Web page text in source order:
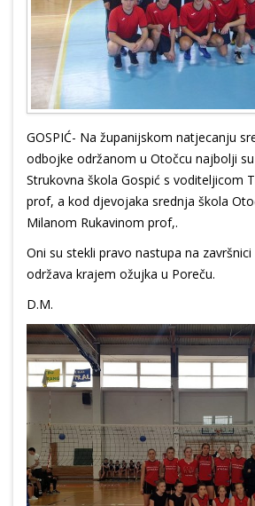
GOSPIĆ- Na županijskom natjecanju
odbojke održanom u Otočcu najbolji
Strukovna škola Gospić s voditeljicom
prof, a kod djevojaka srednja škola
Milanom Rukavinom prof,.
Oni su stekli pravo nastupa na
održava krajem ožujka u Poreču.
D.M.